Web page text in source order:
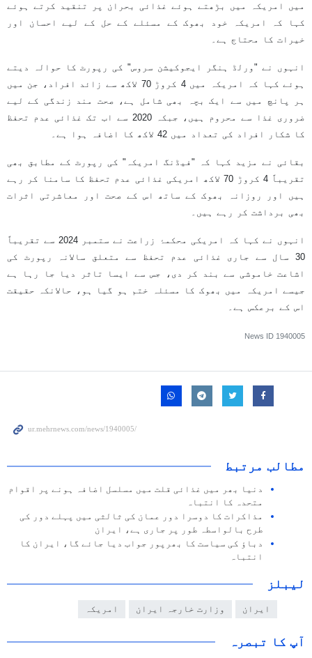
میں امریکہ میں بڑھتے ہوئے غذائی بحران پر تنقید کرتے ہوئے
کہا کہ امریکہ خود بھوک کے مسئلے کے حل کے لیے احسان اور
خیرات کا محتاج ہے۔
انہوں نے "ورلڈ ہنگر ایجوکیشن سروس" کی رپورٹ کا حوالہ دیتے
ہوئے کہا کہ امریکہ میں 4 کروڑ 70 لاکھ سے زائد افراد، جن میں
ہر پانچ میں سے ایک بچہ بھی شامل ہے، صحت مند زندگی کے لیے
ضروری غذا سے محروم ہیں، جبکہ 2020 سے اب تک غذائی عدم تحفظ
کا شکار افراد کی تعداد میں 42 لاکھ کا اضافہ ہوا ہے۔
بقائی نے مزید کہا کہ "فیڈنگ امریکہ" کی رپورٹ کے مطابق بھی
تقریباً 4 کروڑ 70 لاکھ امریکی غذائی عدم تحفظ کا سامنا کر رہے
ہیں اور روزانہ بھوک کے ساتھ اس کے صحت اور معاشرتی اثرات
بھی برداشت کر رہے ہیں۔
انہوں نے کہا کہ امریکی محکمۂ زراعت نے ستمبر 2024 سے تقریباً
30 سال سے جاری غذائی عدم تحفظ سے متعلق سالانہ رپورٹ کی
اشاعت خاموشی سے بند کر دی، جس سے ایسا تاثر دیا جا رہا ہے
جیسے امریکہ میں بھوک کا مسئلہ ختم ہو گیا ہو، حالانکہ حقیقت
اس کے برعکس ہے۔
News ID 1940005
مطالب مرتبط
دنيا بھر ميں غذائی قلت میں مسلسل اضافہ ہونے پر اقوام
متحدہ کا انتباہ
مذاکرات کا دوسرا دور عمان کی ثالثی میں پہلے دور کی
طرح بالواسطہ طور پر جاری ہے، ایران
دباؤ کی سیاست کا بھرپور جواب دیا جائے گا، ایران کا
انتباہ
لیبلز
ایران وزارت خارجہ ایران امریکہ
آپ کا تبصرہ